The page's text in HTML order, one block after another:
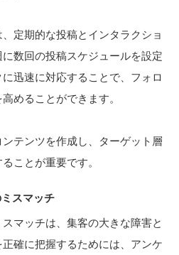
定期的な投稿とインタラクショ
数回の投稿スケジュールを設定
迅速に対応することで、フォロ
めることができます。
テンツを作成し、ターゲット層
ことが重要です。
スマッチ
マッチは、集客の大きな障害と
確に把握するためには、アンケ